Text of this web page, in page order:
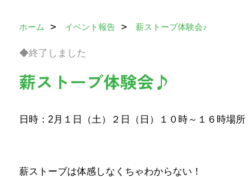
ホーム イベント報告 薪ストーブ体験会♪
◆終了しました
薪ストーブ体験会♪
日時：2月１日（土）２日（日）１０時～１６時場所
薪ストーブは体感しなくちゃわからない！